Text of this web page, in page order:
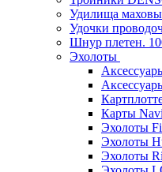
Удилища
Удочки
Шнур плетен.
Эхолоты
Карты
Эхолоты
Эхолоты
Эхолоты